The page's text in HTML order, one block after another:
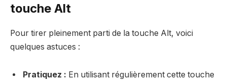
touche Alt
Pour tirer pleinement parti de la touche Alt, voici
quelques astuces :
Pratiquez : En utilisant régulièrement cette touche